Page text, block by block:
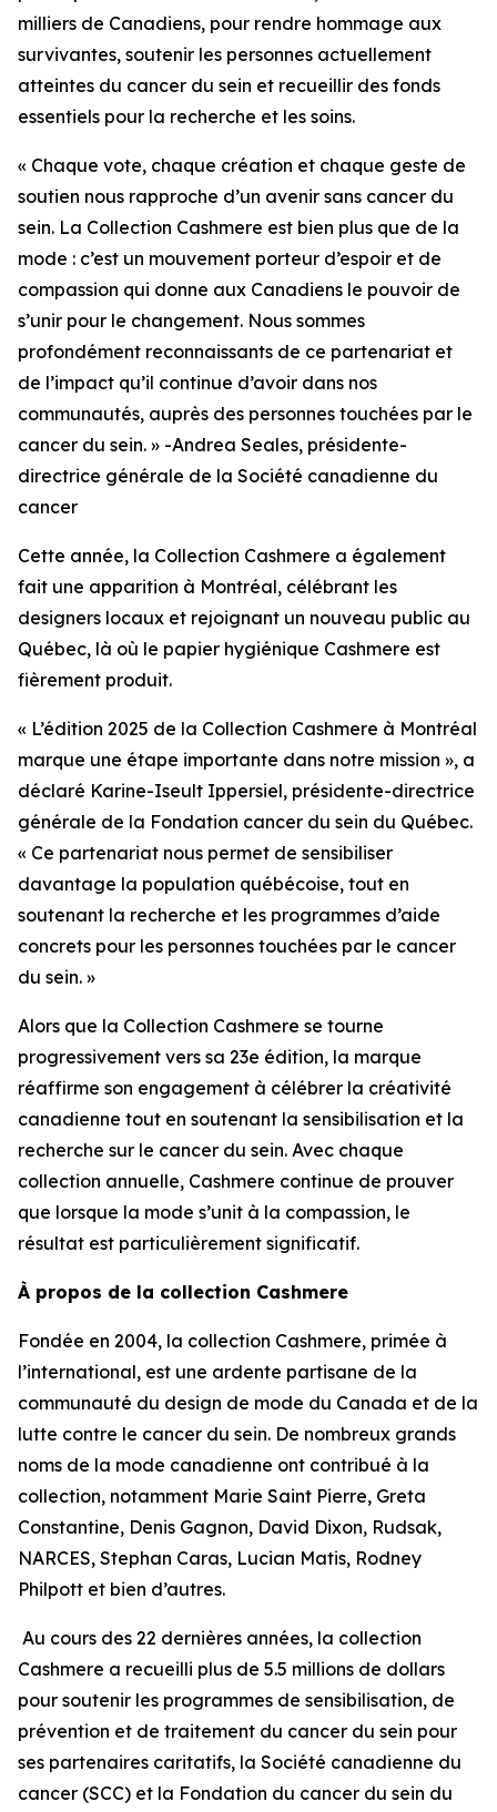
milliers de Canadiens, pour rendre hommage aux
survivantes, soutenir les personnes actuellement
atteintes du cancer du sein et recueillir des fonds
essentiels pour la recherche et les soins.
« Chaque vote, chaque création et chaque geste de
soutien nous rapproche d’un avenir sans cancer du
sein. La Collection Cashmere est bien plus que de la
mode : c’est un mouvement porteur d’espoir et de
compassion qui donne aux Canadiens le pouvoir de
s’unir pour le changement. Nous sommes
profondément reconnaissants de ce partenariat et
de l’impact qu’il continue d’avoir dans nos
communautés, auprès des personnes touchées par le
cancer du sein. » -Andrea Seales, présidente-
directrice générale de la Société canadienne du
cancer
Cette année, la Collection Cashmere a également
fait une apparition à Montréal, célébrant les
designers locaux et rejoignant un nouveau public au
Québec, là où le papier hygiénique Cashmere est
fièrement produit.
« L’édition 2025 de la Collection Cashmere à Montréal
marque une étape importante dans notre mission », a
déclaré Karine-Iseult Ippersiel, présidente-directrice
générale de la Fondation cancer du sein du Québec.
« Ce partenariat nous permet de sensibiliser
davantage la population québécoise, tout en
soutenant la recherche et les programmes d’aide
concrets pour les personnes touchées par le cancer
du sein. »
Alors que la Collection Cashmere se tourne
progressivement vers sa 23e édition, la marque
réaffirme son engagement à célébrer la créativité
canadienne tout en soutenant la sensibilisation et la
recherche sur le cancer du sein. Avec chaque
collection annuelle, Cashmere continue de prouver
que lorsque la mode s’unit à la compassion, le
résultat est particulièrement significatif.
À propos de la collection Cashmere
Fondée en 2004, la collection Cashmere, primée à
l’international, est une ardente partisane de la
communauté du design de mode du Canada et de la
lutte contre le cancer du sein. De nombreux grands
noms de la mode canadienne ont contribué à la
collection, notamment Marie Saint Pierre, Greta
Constantine, Denis Gagnon, David Dixon, Rudsak,
NARCES, Stephan Caras, Lucian Matis, Rodney
Philpott et bien d’autres.
Au cours des 22 dernières années, la collection
Cashmere a recueilli plus de 5.5 millions de dollars
pour soutenir les programmes de sensibilisation, de
prévention et de traitement du cancer du sein pour
ses partenaires caritatifs, la Société canadienne du
cancer (SCC) et la Fondation du cancer du sein du